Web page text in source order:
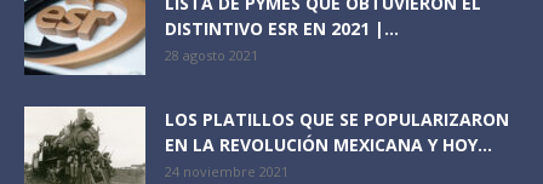
DISTINTIVO ESR EN 2021 |...
28 agosto 2021
LOS PLATILLOS QUE SE POPULARIZARON
EN LA REVOLUCIÓN MEXICANA Y HOY...
24 noviembre 2021